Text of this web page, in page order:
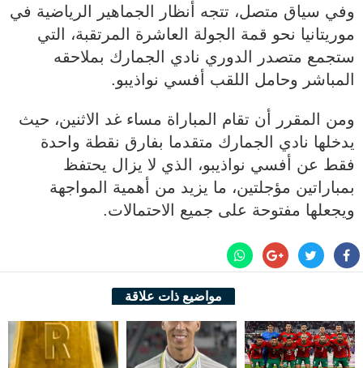
وفي سياق متصل، تتجه أنظار الجماهير الرياضية في
موريتانيا نحو قمة الجولة العاشرة المرتقبة، التي
ستجمع متصدر الدوري نادي الجمارك بملاحقه
المباشر وحامل اللقب أفسي نواذيبو.
ومن المقرر أن تقام المباراة مساء غد الاثنين، حيث
يدخلها نادي الجمارك متقدما بفارق نقطة واحدة
فقط عن أفسي نواذيبو، الذي لا يزال يحتفظ
بمباراتين مؤجلتين، ما يزيد من أهمية المواجهة
ويجعلها مفتوحة على جميع الاحتمالات.
مواضيع ذات علاقة